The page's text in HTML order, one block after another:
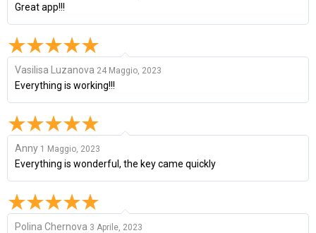
Great app!!!
Vasilisa Luzanova 24 Maggio, 2023
Everything is working!!!
Anny 1 Maggio, 2023
Everything is wonderful, the key came quickly
Polina Chernova 3 Aprile, 2023